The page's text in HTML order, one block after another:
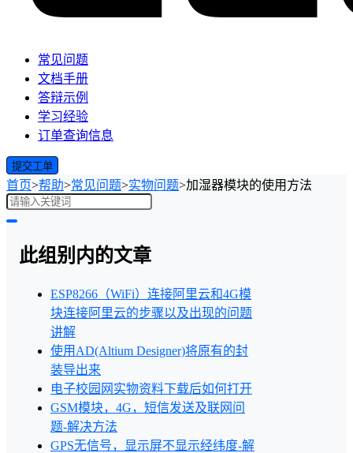
常见问题
文档手册
答辩示例
学习经验
订单查询信息
提交工单
首页>帮助>常见问题>实物问题>加湿器模块的使用方法
此组别内的文章
ESP8266（WiFi）连接阿里云和4G模
块连接阿里云的步骤以及出现的问题
讲解
使用AD(Altium Designer)将原有的封
装导出来
电子校园网实物资料下载后如何打开
GSM模块，4G，短信发送及联网问
题-解决方法
GPS无信号，显示屏不显示经纬度-解